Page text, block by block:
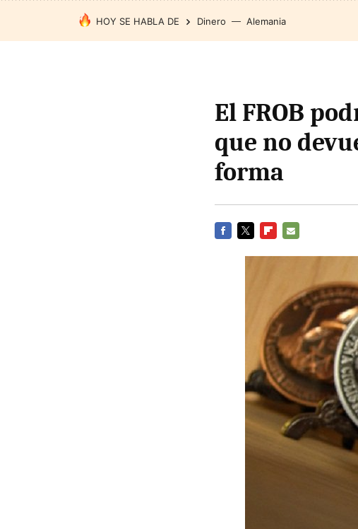
HOY SE HABLA DE Dinero Alemania
El FROB
que no
forma